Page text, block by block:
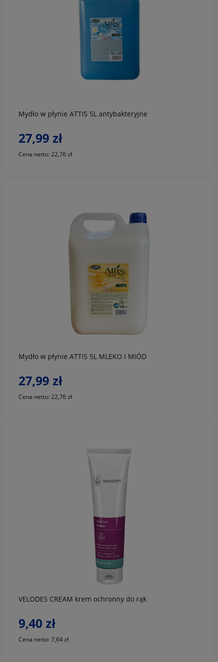
Mydło w płynie ATTIS 5L antybakteryjne
27,99 zł
Cena netto: 22,76 zł
Mydło w płynie ATTIS 5L MLEKO I MIÓD
27,99 zł
Cena netto: 22,76 zł
do koszyka
VELODES CREAM krem ochronny do rąk
9,40 zł
Cena netto: 7,64 zł
do koszyka